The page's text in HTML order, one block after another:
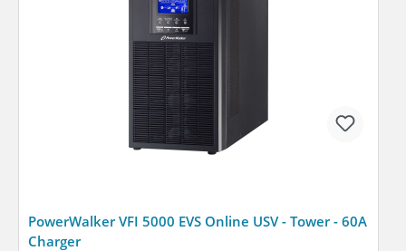
PowerWalker VFI 5000 EVS Online USV - Tower - 60A
Charger